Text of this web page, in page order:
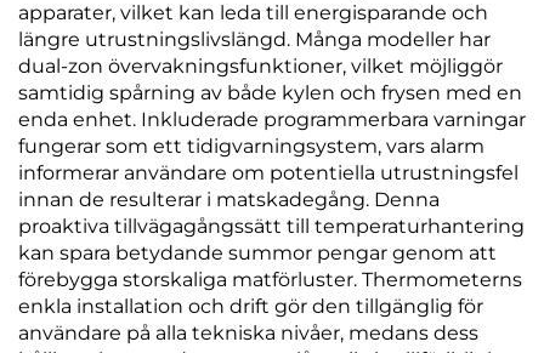
apparater, vilket kan leda till energisparande och
längre utrustningslivslängd. Många modeller har
dual-zon övervakningsfunktioner, vilket möjliggör
samtidig spårning av både kylen och frysen med en
enda enhet. Inkluderade programmerbara varningar
fungerar som ett tidigvarningsystem, vars alarm
informerar användare om potentiella utrustningsfel
innan de resulterar i matskadegång. Denna
proaktiva tillvägagångssätt till temperaturhantering
kan spara betydande summor pengar genom att
förebygga storskaliga matförluster. Thermometerns
enkla installation och drift gör den tillgänglig för
användare på alla tekniska nivåer, medans dess